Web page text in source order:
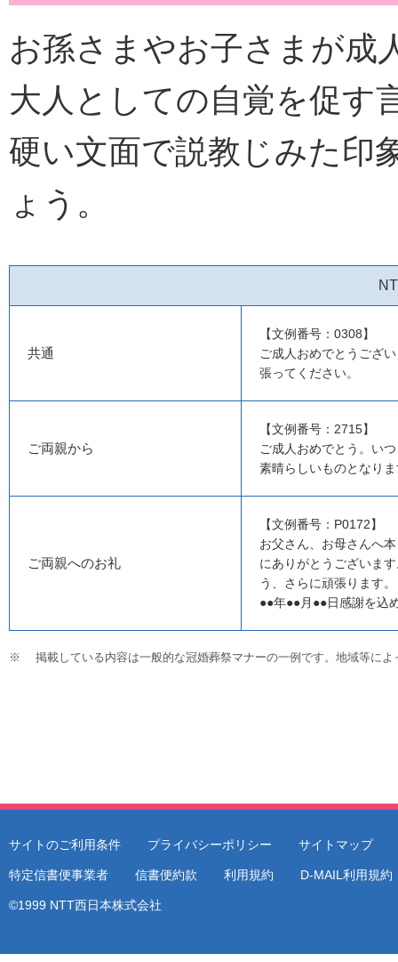
お孫さまやお子さまが成
大人としての自覚を促す
硬い文面で説教じみた印
ょう。
共通
【文例番号：0308】
ご成人おめでとうござ
張ってください。
ご両親から
【文例番号：2715】
ご成人おめでとう。い
素晴らしいものとなり
ご両親へのお礼
【文例番号：P0172】
お父さん、お母さんへ
にありがとうございま
う、さらに頑張ります。
●●年●●月●●日感謝を込
※ 掲載している内容は一般的な冠婚葬祭マナーの一例です。地域等に
サイトのご利用条件 プライバシーポリシー サイトマップ
特定信書便事業者 信書便約款 利用規約 D-MAIL利用規約
©1999 NTT西日本株式会社